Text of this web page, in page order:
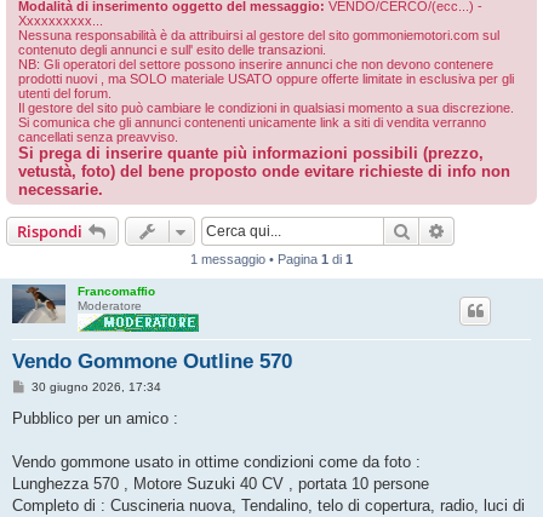
Modalità di inserimento oggetto del messaggio: VENDO/CERCO/(ecc...) -
Xxxxxxxxxx...
Nessuna responsabilità è da attribuirsi al gestore del sito gommoniemotori.com sul
contenuto degli annunci e sull' esito delle transazioni.
NB: Gli operatori del settore possono inserire annunci che non devono contenere
prodotti nuovi , ma SOLO materiale USATO oppure offerte limitate in esclusiva per gli
utenti del forum.
Il gestore del sito può cambiare le condizioni in qualsiasi momento a sua discrezione.
Si comunica che gli annunci contenenti unicamente link a siti di vendita verranno
cancellati senza preavviso.
Si prega di inserire quante più informazioni possibili (prezzo,
vetustà, foto) del bene proposto onde evitare richieste di info non
necessarie.
Rispondi Cerca
1 messaggio • Pagina 1 di 1
Francomaffio
Moderatore
Vendo Gommone Outline 570
M
s
g
i
o
30 giugno 2026, 17:34
Pubblico per un amico :
Vendo gommone usato in ottime condizioni come da foto :
Lunghezza 570 , Motore Suzuki 40 CV , portata 10 persone
Completo di : Cuscineria nuova, Tendalino, telo di copertura, radio, luci di